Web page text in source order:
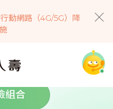
動
組合
動網路（4G/5G）降